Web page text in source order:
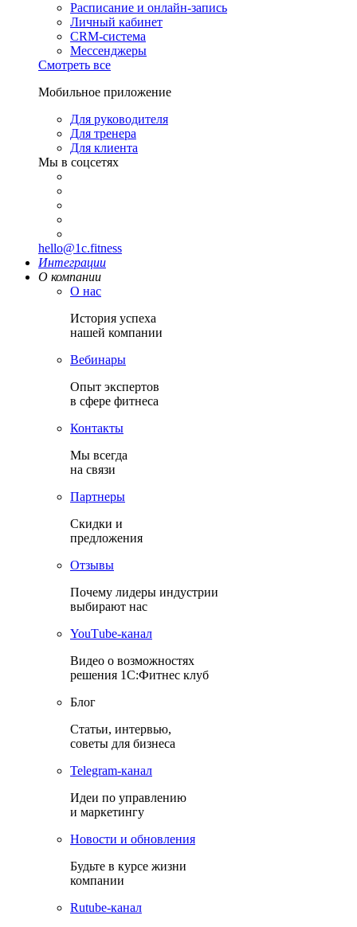
Расписание и онлайн-запись
Личный кабинет
CRM-система
Мессенджеры
Смотреть все
Мобильное приложение
Для руководителя
Для тренера
Для клиента
Мы в соцсетях
hello@1c.fitness
Интеграции
О компании
О нас
История успеха
нашей компании
Вебинары
Опыт экспертов
в сфере фитнеса
Контакты
Мы всегда
на связи
Партнеры
Скидки и
предложения
Отзывы
Почему лидеры индустрии
выбирают нас
YouТube-канал
Видео о возможностях
решения 1С:Фитнес клуб
Блог
Статьи, интервью,
советы для бизнеса
Теlegram-канал
Идеи по управлению
и маркетингу
Новости и обновления
Будьте в курсе жизни
компании
Rutube-канал